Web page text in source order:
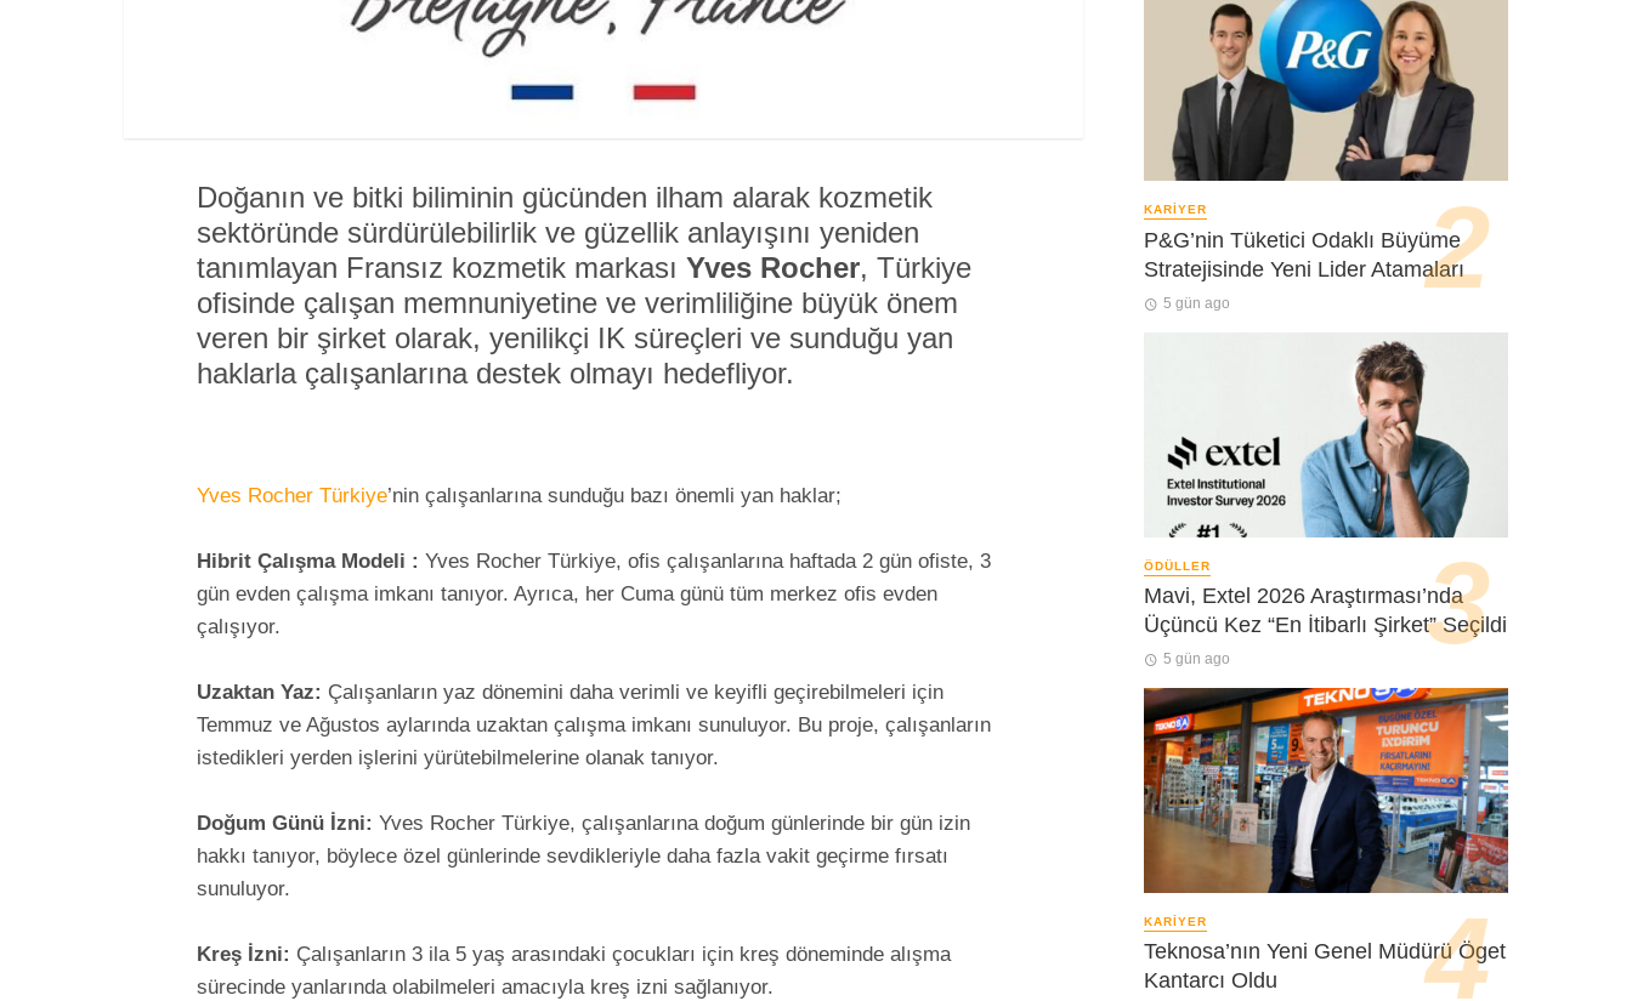
Doğanın ve bitki biliminin gücünden ilham alarak kozmetik
sektöründe sürdürülebilirlik ve güzellik anlayışını yeniden
tanımlayan Fransız kozmetik markası Yves Rocher, Türkiye
ofisinde çalışan memnuniyetine ve verimliliğine büyük önem
veren bir şirket olarak, yenilikçi IK süreçleri ve sunduğu yan
haklarla çalışanlarına destek olmayı hedefliyor.
Yves Rocher Türkiye’nin çalışanlarına sunduğu bazı önemli yan haklar;
Hibrit Çalışma Modeli : Yves Rocher Türkiye, ofis çalışanlarına haftada 2 gün ofiste, 3
gün evden çalışma imkanı tanıyor. Ayrıca, her Cuma günü tüm merkez ofis evden
çalışıyor.
Uzaktan Yaz: Çalışanların yaz dönemini daha verimli ve keyifli geçirebilmeleri için
Temmuz ve Ağustos aylarında uzaktan çalışma imkanı sunuluyor. Bu proje, çalışanların
istedikleri yerden işlerini yürütebilmelerine olanak tanıyor.
Doğum Günü İzni: Yves Rocher Türkiye, çalışanlarına doğum günlerinde bir gün izin
hakkı tanıyor, böylece özel günlerinde sevdikleriyle daha fazla vakit geçirme fırsatı
sunuluyor.
Kreş İzni: Çalışanların 3 ila 5 yaş arasındaki çocukları için kreş döneminde alışma
sürecinde yanlarında olabilmeleri amacıyla kreş izni sağlanıyor.
KARIYER
P&G’nin Tüketici Odaklı Büyüme
Stratejisinde Yeni Lider Atamaları
5 gün ago
ÖDÜLLER
Mavi, Extel 2026 Araştırması’nda
Üçüncü Kez “En İtibarlı Şirket” Seçildi
5 gün ago
KARIYER
Teknosa’nın Yeni Genel Müdürü Öget
Kantarcı Oldu